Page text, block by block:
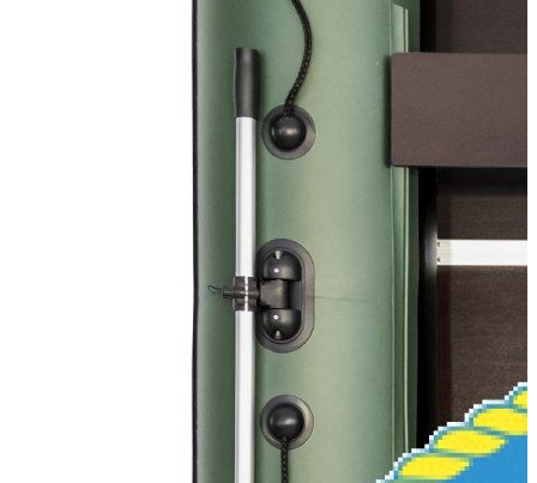
Мощность мотора:
320
морская фанера